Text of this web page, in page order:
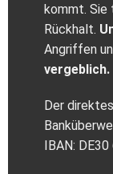
kommt. Sie
Rückhalt.
Angriffen
vergeblich.
Der
IBAN: